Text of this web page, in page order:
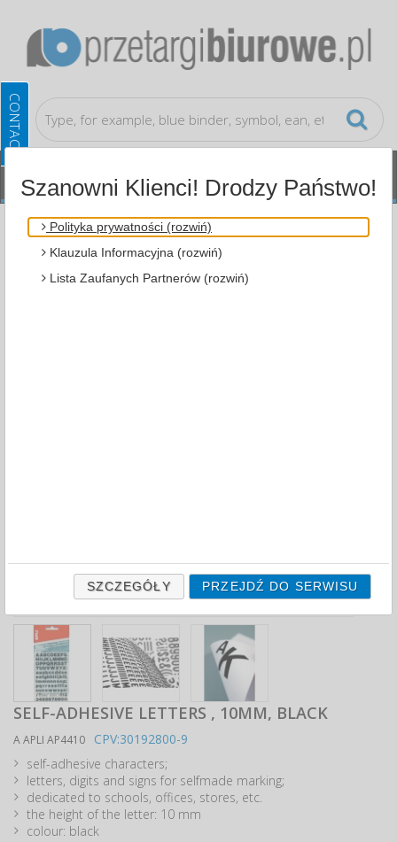
Catalog Paper and labels
Self-adhesive
labels
Self-adhesive Letters , 10mm, black, a APLI
SELF-ADHESIVE LETTERS , 10MM, BLACK
A APLI AP4410
CPV:30192800-9
self-adhesive characters;
letters, digits and signs for selfmade marking;
dedicated to schools, offices, stores, etc.
the height of the letter: 10 mm
colour: black
Szanowni Klienci! Drodzy Państwo!
Polityka prywatności (rozwiń)
Klauzula Informacyjna (rozwiń)
Lista Zaufanych Partnerów (rozwiń)
SZCZEGÓŁY PRZEJDŹ DO SERWISU